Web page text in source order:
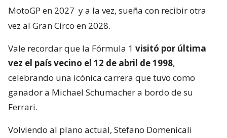
MotoGP en 2027 y a la vez, sueña con recibir otra
vez al Gran Circo en 2028.
Vale recordar que la Fórmula 1 visitó por última
vez el país vecino el 12 de abril de 1998,
celebrando una icónica carrera que tuvo como
ganador a Michael Schumacher a bordo de su
Ferrari.
Volviendo al plano actual, Stefano Domenicali